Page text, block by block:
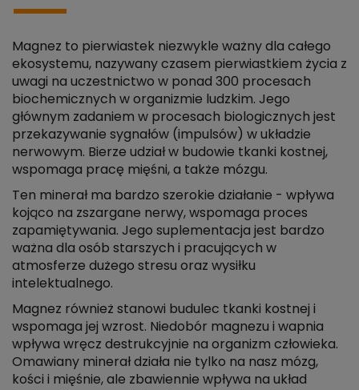
Magnez to pierwiastek niezwykle ważny dla całego
ekosystemu, nazywany czasem pierwiastkiem życia z
uwagi na uczestnictwo w ponad 300 procesach
biochemicznych w organizmie ludzkim. Jego
głównym zadaniem w procesach biologicznych jest
przekazywanie sygnałów (impulsów) w układzie
nerwowym. Bierze udział w budowie tkanki kostnej,
wspomaga pracę mięśni, a także mózgu.
Ten minerał ma bardzo szerokie działanie - wpływa
kojąco na zszargane nerwy, wspomaga proces
zapamiętywania. Jego suplementacja jest bardzo
ważna dla osób starszych i pracujących w
atmosferze dużego stresu oraz wysiłku
intelektualnego.
Magnez również stanowi budulec tkanki kostnej i
wspomaga jej wzrost. Niedobór magnezu i wapnia
wpływa wręcz destrukcyjnie na organizm człowieka.
Omawiany minerał działa nie tylko na nasz mózg,
kości i mięśnie, ale zbawiennie wpływa na układ